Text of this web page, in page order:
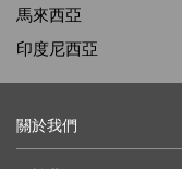
馬來西亞
印度尼西亞
關於我們